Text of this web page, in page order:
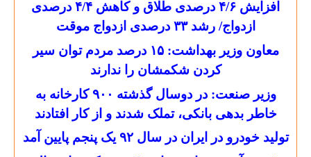
افزایش ۴/۶ درصدی طلاق و کاهش ۴/۴ درصدی
ازدواج/ رشد ۳۳ درصدی ازدواج موقت
معاون وزیر بهداشت: ۱۵ درصد مردم توان سیر
کردن شکمشان را ندارند
وزیر صنعت: در دوسال گذشته ۹۰۰ کارخانه به
خاطر بدهی بانکی، تملک شدند و از کار افتادند
تولید خودرو در ایران در سال ٩٢ یک پنجم پایین آمد